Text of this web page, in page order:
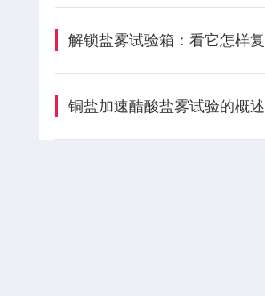
铜盐加速醋酸盐雾试验的概述